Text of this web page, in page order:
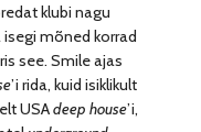
klubi nagu
mõned korrad
see. Smile ajas
’i rida, kuid isiklikult
USAdeep house’i,